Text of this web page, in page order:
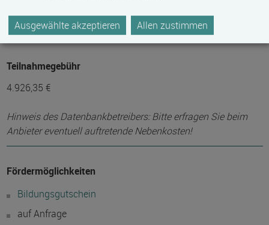
20
Teilnahmegebühr
4.926,35 €
Hinweis des Datenbankbetreibers: Bitte erfragen Sie beim
Anbieter eventuell auftretende Nebenkosten!
Fördermöglichkeiten
Bildungsgutschein
auf Anfrage
Ausgewählte akzeptieren Allen zustimmen